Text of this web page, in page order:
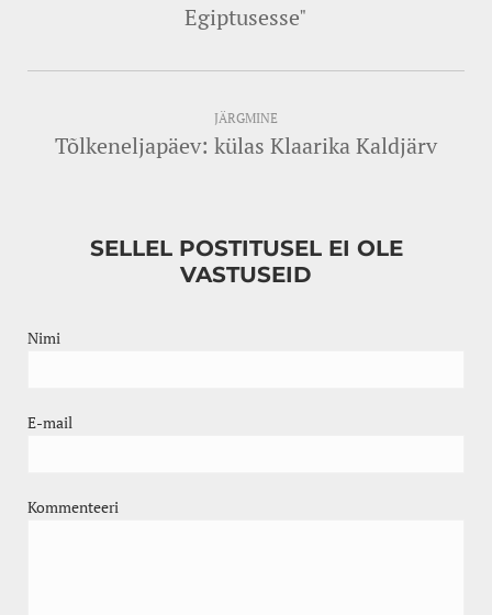
Egiptusesse"
JÄRGMINE
Tõlkeneljapäev: külas Klaarika Kaldjärv
SELLEL POSTITUSEL EI OLE
VASTUSEID
Nimi
E-mail
Kommenteeri